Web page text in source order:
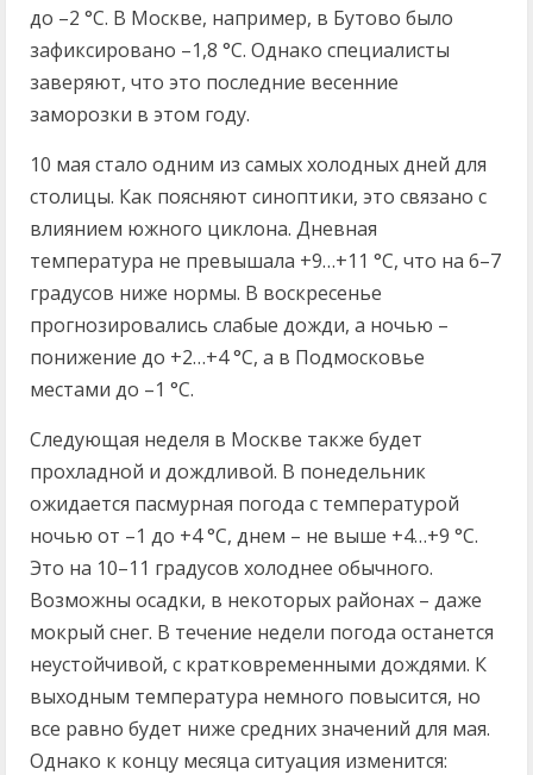
до –2 °C. В Москве, например, в Бутово было
зафиксировано –1,8 °C. Однако специалисты
заверяют, что это последние весенние
заморозки в этом году.
10 мая стало одним из самых холодных дней для
столицы. Как поясняют синоптики, это связано с
влиянием южного циклона. Дневная
температура не превышала +9…+11 °C, что на 6–7
градусов ниже нормы. В воскресенье
прогнозировались слабые дожди, а ночью –
понижение до +2…+4 °C, а в Подмосковье
местами до –1 °C.
Следующая неделя в Москве также будет
прохладной и дождливой. В понедельник
ожидается пасмурная погода с температурой
ночью от –1 до +4 °C, днем – не выше +4…+9 °C.
Это на 10–11 градусов холоднее обычного.
Возможны осадки, в некоторых районах – даже
мокрый снег. В течение недели погода останется
неустойчивой, с кратковременными дождями. К
выходным температура немного повысится, но
все равно будет ниже средних значений для мая.
Однако к концу месяца ситуация изменится: